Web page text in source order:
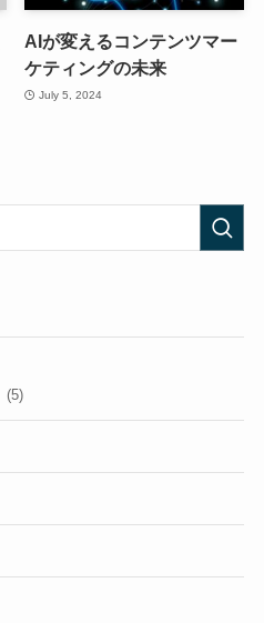
AIが変えるコンテンツマー
ケティングの未来
July 5, 2024
(5)